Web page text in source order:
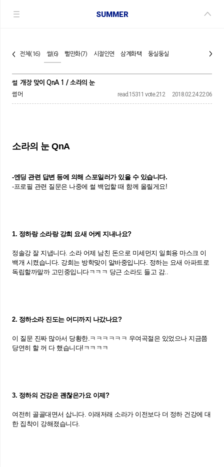
SUMMER
전체 (16) 썰(6) 뻘만화(7) 시절인연 삼계화택 둥실둥실
< >
썰 개장 맞이 QnA 1 / 소라의 눈
썸머 2018.02.24 22:06
read.15311 vote.212
소라의 눈 QnA
-엔딩 관련 답변 등에 의해 스포일러가 있을 수 있습니다.
-프로필 관련 질문은 나중에 썰 백업할 때 함께 올릴게요!
1. 정하랑 소라랑 강희 요새 어케 지내나요?
정솔강 잘 지냅니다. 소라 어제 남친 돈으로 미세먼지 일회용 마스크 이
백개 시켰습니다. 강희는 방학맞이 알바중입니다. 정하는 요새 아파트로
독립할까말까 고민중입니다ㅋㅋㅋ 당근 소라도 들고 감..
2. 정하소라 진도는 어디까지 나갔나요?
이 질문 진짜 많아서 당황한.ㅋㅋㅋㅋㅋㅋ 우여곡절은 있었으나 지금쯤
당연히 할 꺼 다 했습니다!ㅋㅋㅋㅋ
3. 정하의 건강은 괜찮은가요 이제?
여전히 골골대면서 삽니다. 이래저래 소라가 이전보다 더 정하 건강에 대
한 집착이 강해졌습니다.